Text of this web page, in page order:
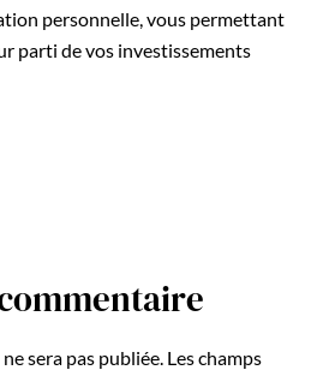
personnelle, vous permettant
parti de vos investissements
sera pas publiée. Les champs